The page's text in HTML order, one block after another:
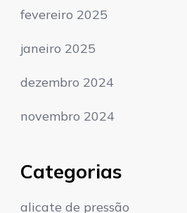
fevereiro 2025
janeiro 2025
dezembro 2024
novembro 2024
Categorias
alicate de pressão